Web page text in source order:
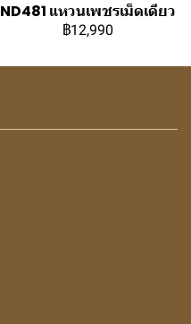
ND481 แหวนเพชรเม็ดเดียว
฿12,990